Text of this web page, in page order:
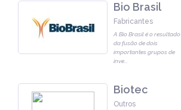
Bio Brasil
Fabricantes
A Bio Brasil é o resultado
da fusão de dois
importantes grupos de
inve
Biotec
Outros